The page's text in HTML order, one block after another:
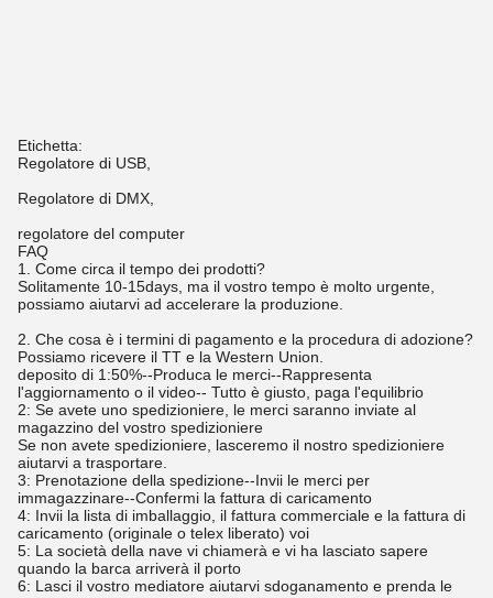
Etichetta:
Regolatore di USB,
Regolatore di DMX,
regolatore del computer
FAQ
1. Come circa il tempo dei prodotti?
Solitamente 10-15days, ma il vostro tempo è molto urgente,
possiamo aiutarvi ad accelerare la produzione.
2. Che cosa è i termini di pagamento e la procedura di adozione?
Possiamo ricevere il TT e la Western Union.
deposito di 1:50%--Produca le merci--Rappresenta
l'aggiornamento o il video-- Tutto è giusto, paga l'equilibrio
2: Se avete uno spedizioniere, le merci saranno inviate al
magazzino del vostro spedizioniere
Se non avete spedizioniere, lasceremo il nostro spedizioniere
aiutarvi a trasportare.
3: Prenotazione della spedizione--Invii le merci per
immagazzinare--Confermi la fattura di caricamento
4: Invii la lista di imballaggio, il fattura commerciale e la fattura di
caricamento (originale o telex liberato) voi
5: La società della nave vi chiamerà e vi ha lasciato sapere
quando la barca arriverà il porto
6: Lasci il vostro mediatore aiutarvi sdoganamento e prenda le